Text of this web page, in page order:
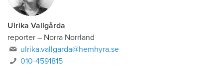
Ulrika Vallgårda
reporter – Norra Norrland
ulrika.vallgarda@hemhyra.se
010-4591815